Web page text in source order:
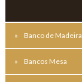
Banco de Madeira
Bancos Mesa